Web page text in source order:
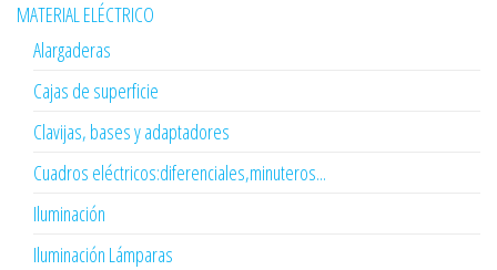
MATERIAL ELÉCTRICO
Alargaderas
Cajas de superficie
Clavijas, bases y adaptadores
Cuadros eléctricos:diferenciales,minuteros...
Iluminación
Iluminación Lámparas